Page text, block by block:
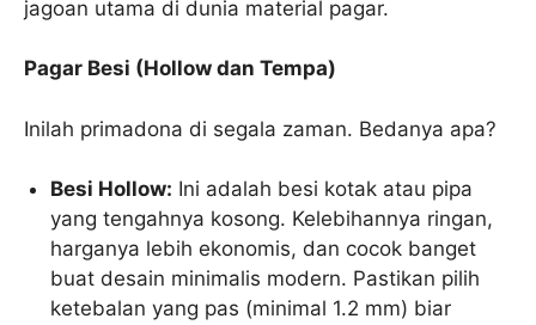
jagoan utama di dunia material pagar.
Pagar Besi (Hollow dan Tempa)
Inilah primadona di segala zaman. Bedanya apa?
Besi Hollow: Ini adalah besi kotak atau pipa
yang tengahnya kosong. Kelebihannya ringan,
harganya lebih ekonomis, dan cocok banget
buat desain minimalis modern. Pastikan pilih
ketebalan yang pas (minimal 1.2 mm) biar